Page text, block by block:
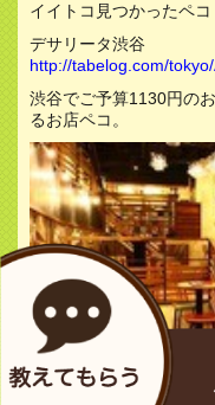
イイトコ見つかったペコ
デサリータ渋谷
http://tabelog.com/
渋谷でご予算1130円の
るお店ペコ。